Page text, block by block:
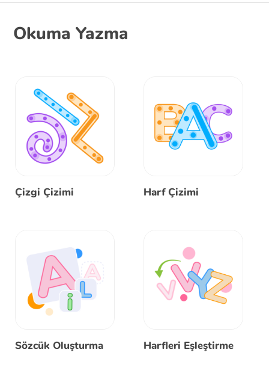
Okuma Yazma
Çizgi Çizimi Harf Çizimi
Sözcük Oluşturma Harfleri Eşleştirme